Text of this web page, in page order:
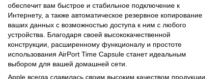
обеспечит вам быстрое и стабильное подключение к
Интернету, а также автоматическое резервное копирование
ваших данных с возможностью доступа к ним с любого
устройства. Благодаря своей высококачественной
конструкции, расширенному функционалу и простоте
использования AirPort Time Capsule станет идеальным
выбором для вашей домашней сети.
Apple всегда славилась своим высоким качеством продукции,